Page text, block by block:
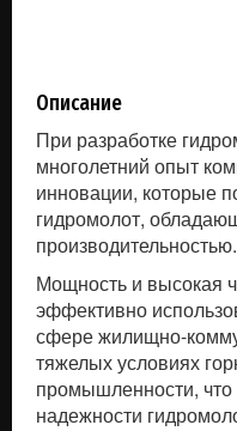
Описание
При разработке
многолетний опыт
инновации, которые
гидромолот,
производительностью.
Мощность и высокая
эффективно
сфере жилищно-
тяжелых условиях
промышленности, что
надежности